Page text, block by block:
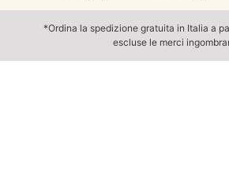
*Ordina la spedizione gratuita in Italia a
escluse le merci